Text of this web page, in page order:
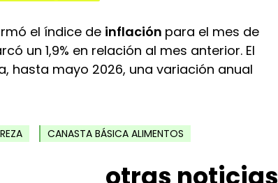
el índice de inflación para el mes de
un 1,9% en relación al mes anterior. El
hasta mayo 2026, una variación anual
CANASTA BÁSICA ALIMENTOS